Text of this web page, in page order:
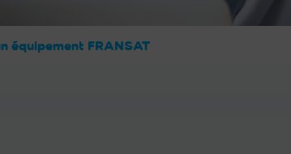
équipement FRANSAT